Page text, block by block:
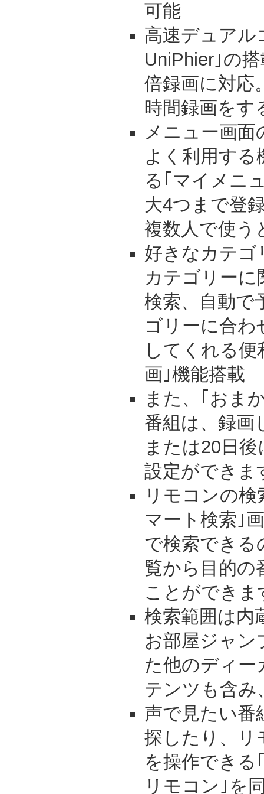
可能
高速デュアル
UniPhier｣の
倍録画に対応
時間録画をす
メニュー画面
よく利用する
る｢マイメニ
大4つまで登
複数人で使う
好きなカテゴ
カテゴリーに
検索、自動で
ゴリーに合
してくれる
画｣機能搭載
また、｢おま
番組は、録画
または20日
設定ができま
リモコンの
マート検索｣
で検索できる
覧から目的の
ことができま
検索範囲は内
お部屋ジャン
た他のディー
テンツも含み
声で見たい番
探したり、リ
を操作できる
リモコン｣を